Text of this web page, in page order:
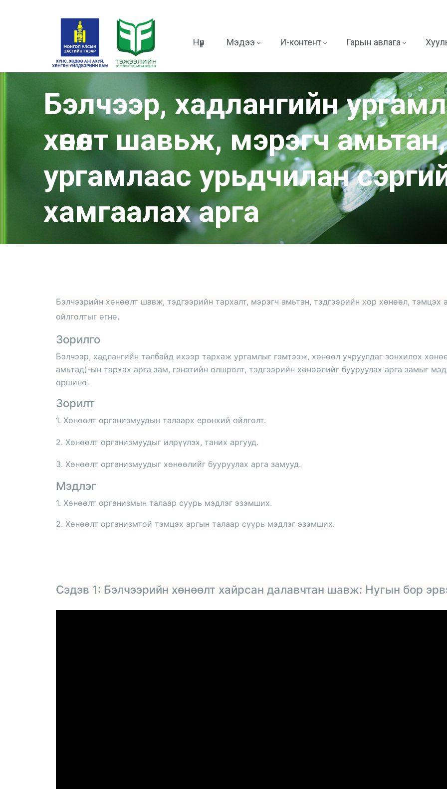
Нүүр Мэдээ И-контент Гарын авлага
Бэлчээр, хадлангийн
хөнөөлт шавьж, мэрэгч
ургамлаас урьдчилан
хамгаалах арга
Бэлчээрийн хөнөөлт шавж, тэдгээрийн тархалт, мэрэгч амьтан, тэдгээрийн хор хөнөөл, тэмцэх
ойлголтыг өгнө.
Зорилго
Бэлчээр, хадлангийн талбайд ихээр тархаж ургамлыг гэмтээж, хөнөөл учруулдаг зонхилох
амьтад)-ын тархах арга зам, гэнэтийн олшролт, тэдгээрийн хөнөөлийг бууруулах арга замыг
оршино.
Зорилт
1. Хөнөөлт организмуудын талаарх ерөнхий ойлголт.
2. Хөнөөлт организмуудыг илрүүлэх, таних аргууд.
3. Хөнөөлт организмуудыг хөнөөлийг бууруулах арга замууд.
Мэдлэг
1. Хөнөөлт организмын талаар суурь мэдлэг эзэмших.
2. Хөнөөлт организмтой тэмцэх аргын талаар суурь мэдлэг эзэмших.
Сэдэв 1: Бэлчээрийн хөнөөлт хайрсан далавчтан шавж: Нугын бор